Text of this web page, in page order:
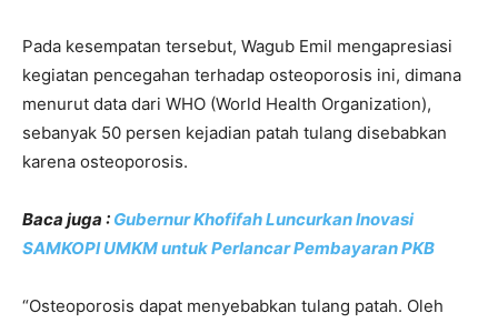
Pada kesempatan tersebut, Wagub Emil mengapresiasi
kegiatan pencegahan terhadap osteoporosis ini, dimana
menurut data dari WHO (World Health Organization),
sebanyak 50 persen kejadian patah tulang disebabkan
karena osteoporosis.
Baca juga : Gubernur Khofifah Luncurkan Inovasi
SAMKOPI UMKM untuk Perlancar Pembayaran PKB
“Osteoporosis dapat menyebabkan tulang patah. Oleh